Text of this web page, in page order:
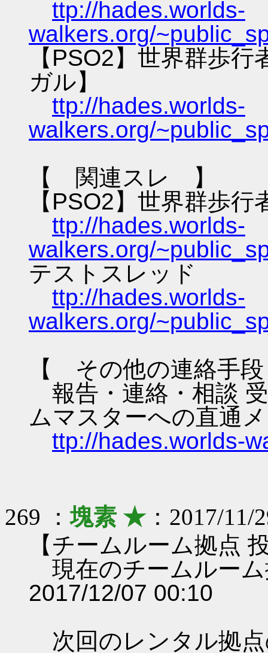
ttp://hades.worlds-
walkers.org/
【PSO2】世界群歩
ガル】
ttp://hades.worlds-
walkers.org/
【 関連スレ 】
【PSO2】世界群歩
ttp://hades.worlds-
walkers.org/
テストスレッド
ttp://hades.worlds-
walkers.org/
【 その他の連絡手
報告・連絡・相談
ムマスターへの直通
ttp://hades.worlds-
269 ：塊素 ★：2017/11/
【チームルーム拠点
現在のチームルー
2017/12/07 00:10
次回のレンタル拠